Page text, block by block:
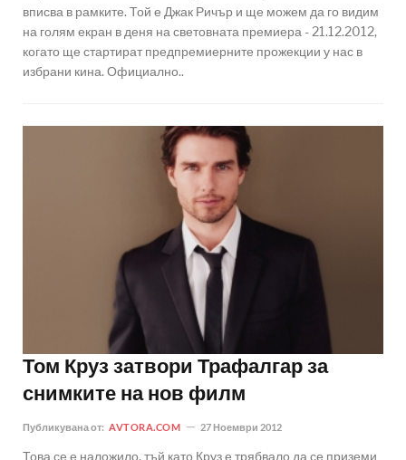
вписва в рамките. Той е Джак Ричър и ще можем да го видим
на голям екран в деня на световната премиера - 21.12.2012,
когато ще стартират предпремиерните прожекции у нас в
избрани кина. Официално..
Том Круз затвори Трафалгар за
снимките на нов филм
Публикувана от: AVTORA.COM 27 Ноември 2012
Това се е наложило, тъй като Круз е трябвало да се приземи